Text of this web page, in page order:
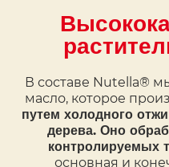
В составе Nutella®
масло, которое
путем холодного
дерева. Оно
контролируемых
основная и